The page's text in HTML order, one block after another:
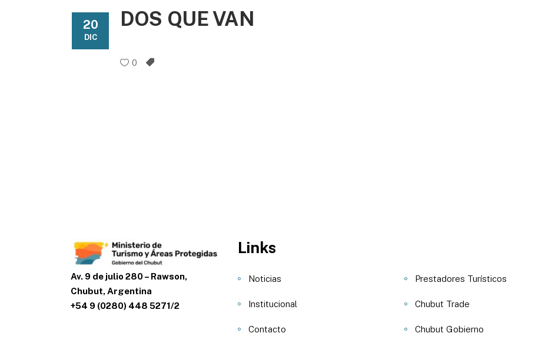
20
DIC
DOS QUE VAN
0
Av. 9 de julio 280 – Rawson,
Chubut, Argentina
+54 9 (0280) 448 5271/2
Links
Noticias
Institucional
Contacto
Prestadores Turísticos
Chubut Trade
Chubut Gobierno